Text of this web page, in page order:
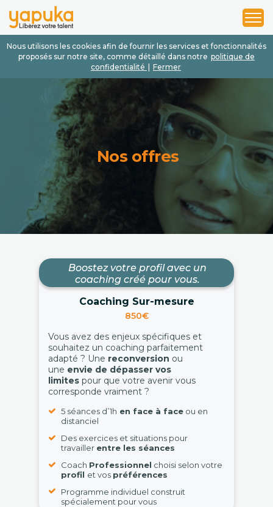
Nous utilisons les cookies afin de fournir les services et fonctionnalités
proposés sur notre site, comme détaillé dans notre politique de
confidentialité
Fermer
1
2
3
Nos offres
Boostez votre profil avec un
coaching créé pour vous.
Coaching Sur-mesure
850€
Vous avez des enjeux spécifiques et
souhaitez un coaching parfaitement
adapté ? Une reconversion ou
une envie de dépasser vos
limites pour que votre avenir vous
corresponde vraiment ?
5 séances d’1h en face à face ou en
distanciel
Des exercices et situations pour
travailler entre les séances
Coach Professionnel choisi selon votre
profil et vos préférences
Programme individuel construit
spécialement pour vous